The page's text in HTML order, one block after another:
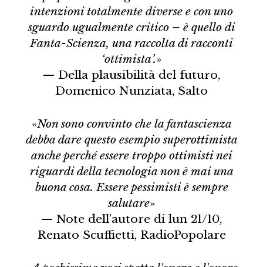
intenzioni totalmente diverse e con uno
sguardo ugualmente critico – è quello di
Fanta-Scienza, una raccolta di racconti
‘ottimista’.»
— Della plausibilità del futuro,
Domenico Nunziata, Salto
«Non sono convinto che la fantascienza
debba dare questo esempio superottimista
anche perché essere troppo ottimisti nei
riguardi della tecnologia non è mai una
buona cosa. Essere pessimisti è sempre
salutare»
— Note dell’autore di lun 21/10,
Renato Scuffietti, RadioPopolare